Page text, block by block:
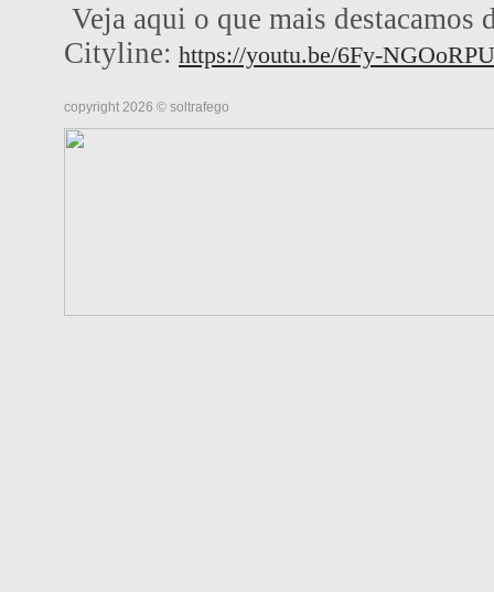
Veja aqui o que mais destacamos
Cityline: https://youtu.be/6Fy-NGOoRPU
copyright 2026 © soltrafego